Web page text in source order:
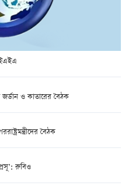
ও কাতারের বৈঠক
বৈঠক
রুবিও